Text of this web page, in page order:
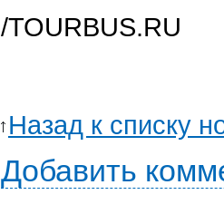
/TOURBUS.RU
Назад к списку
Добавить